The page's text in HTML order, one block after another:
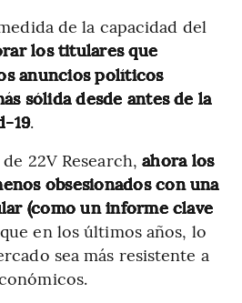
de la capacidad del
los titulares que
anuncios políticos
sólida desde antes de la
19.
22V Research,ahora los
obsesionados con una
(como un informe clave
en los últimos años, lo
sea más resistente a